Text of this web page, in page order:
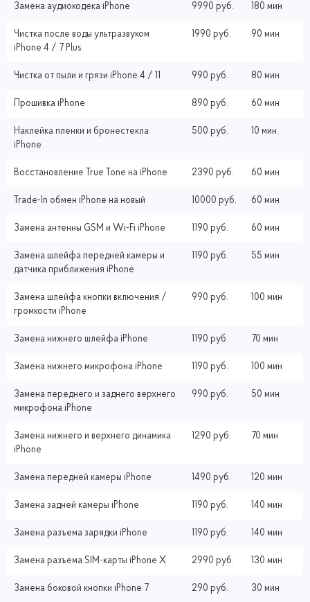
Замена аудиокодека iPhone 9990 руб. 180 мин
Чистка после воды ультразвуком
iPhone 4 / 7 Plus
1990 руб. 90 мин
Чистка от пыли и грязи iPhone 4 / 11 990 руб. 80 мин
Прошивка iPhone 890 руб. 60 мин
Наклейка пленки и бронестекла
iPhone
500 руб. 10 мин
Восстановление True Tone на iPhone 2390 руб. 60 мин
Trade-In обмен iPhone на новый 10000 руб. 60 мин
Замена антенны GSM и Wi-Fi iPhone 1190 руб. 60 мин
Замена шлейфа передней камеры и
датчика приближения iPhone
1190 руб. 55 мин
Замена шлейфа кнопки включения /
громкости iPhone
990 руб. 100 мин
Замена нижнего шлейфа iPhone 1190 руб. 70 мин
Замена нижнего микрофона iPhone 1190 руб. 100 мин
Замена переднего и заднего верхнего
микрофона iPhone
990 руб. 50 мин
Замена нижнего и верхнего динамика
iPhone
1290 руб. 70 мин
Замена передней камеры iPhone 1490 руб. 120 мин
Замена задней камеры iPhone 1190 руб. 140 мин
Замена разъема зарядки iPhone 1190 руб. 140 мин
Замена разъема SIM-карты iPhone X 2990 руб. 130 мин
Замена боковой кнопки iPhone 7 290 руб. 30 мин